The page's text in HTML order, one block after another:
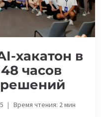
хакатон в
часов
Время чтения: 2мин